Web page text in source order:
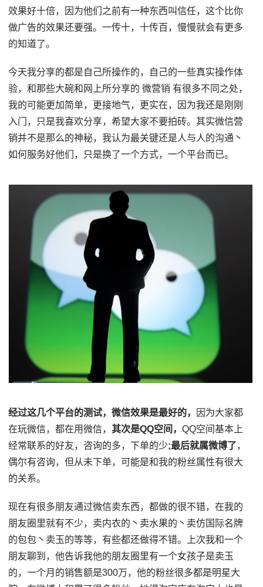
效果好十倍，因为他们之前有一种东西叫信任，这个比你
做广告的效果还要强。一传十，十传百，慢慢就会有更多
的知道了。
今天我分享的都是自己所操作的，自己的一些真实操作体
验，和那些大碗和网上所分享的 微营销 有很多不同之处，
我的可能更加简单，更接地气，更实在，因为我还是刚刚
入门，只是我喜欢分享，希望大家不要拍砖。其实微信营
销并不是那么的神秘，我认为最关键还是人与人的沟通丶
如何服务好他们，只是换了一个方式，一个平台而已。
经过这几个平台的测试，微信效果是最好的，
因为大家都
在玩微信，都在用微信，其次是QQ空间，QQ空间基本上
经常联系的好友，咨询的多，下单的少;最后就属微博了，
偶尔有咨询，但从未下单，可能是和我的粉丝属性有很大
的关系。
现在有很多朋友通过微信卖东西，都做的很不错，在我的
朋友圈里就有不少，卖内衣的丶卖水果的丶卖仿国际名牌
的包包丶卖玉的等等，有些都还做得不错。上次我和一个
朋友聊到，他告诉我他的朋友圈里有一个女孩子是卖玉
的，一个月的销售额是300万，他的粉丝很多都是明星大